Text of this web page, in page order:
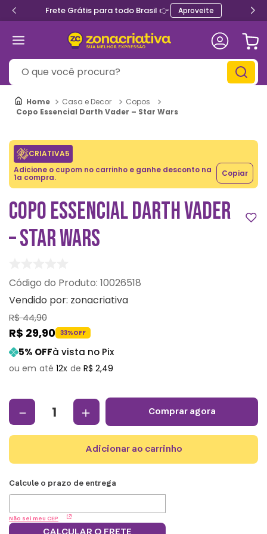
Frete Grátis para todo Brasil 👉 Aproveite
O que você procura?
Casa e Decor
Copos
Copo Essencial Darth Vader – Star Wars
CRIATIVA5
Adicione o cupom no carrinho e ganhe desconto na
1a compra. Copiar
COPO ESSENCIAL DARTH VADER
– STAR WARS
: 10026518
Vendido por: zonacriativa
R$44,90
R$ 29,90 33%OFF
5% OFFà vista no Pix
12 R$ 2,49
＋
－ comprar agora
adicionar ao carrinho
Não sei meu CEP
CALCULAR O FRETE